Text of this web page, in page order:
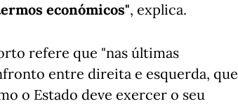
económicos", explica.
refere que "nas últimas
entre direita e esquerda, que
o Estado deve exercer o seu